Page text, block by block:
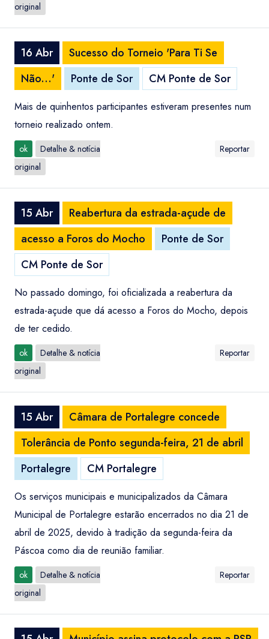
original
16 Abr
Sucesso do Torneio 'Para Ti Se
Não...'
Ponte de Sor CM Ponte de Sor
Mais de quinhentos participantes estiveram presentes num
torneio realizado ontem.
ok
Detalhe & notícia
original
Reportar
15 Abr
Reabertura da estrada-açude de
acesso a Foros do Mocho
Ponte de Sor
CM Ponte de Sor
No passado domingo, foi oficializada a reabertura da
estrada-açude que dá acesso a Foros do Mocho, depois
de ter cedido.
ok
Detalhe & notícia
original
Reportar
15 Abr
Câmara de Portalegre concede
Tolerância de Ponto segunda-feira, 21 de abril
Portalegre
CM Portalegre
Os serviços municipais e municipalizados da Câmara
Municipal de Portalegre estarão encerrados no dia 21 de
abril de 2025, devido à tradição da segunda-feira da
Páscoa como dia de reunião familiar.
ok
Detalhe & notícia
original
Reportar